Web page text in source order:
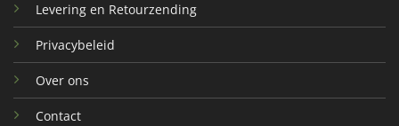
Levering en Retourzending
Privacybeleid
Over ons
Contact